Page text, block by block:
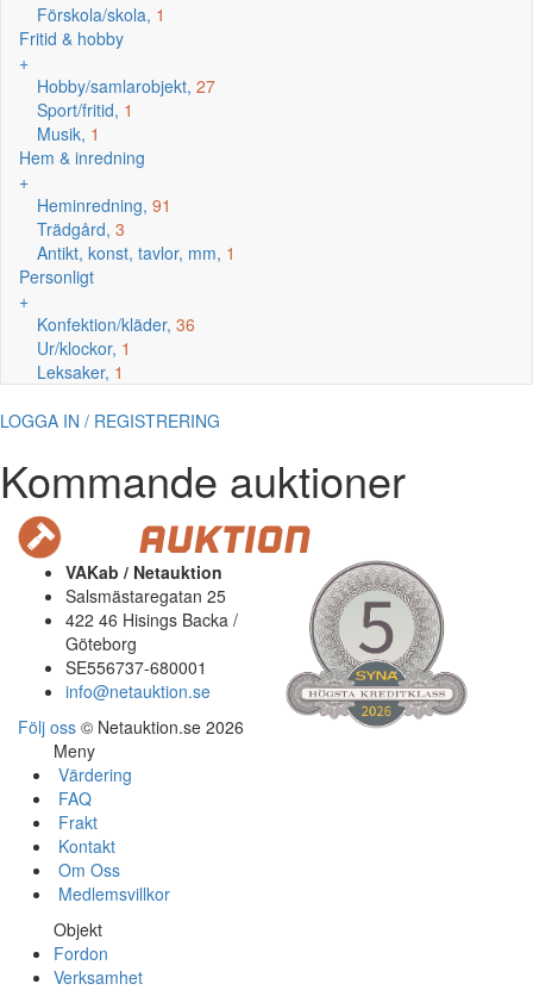
Förskola/skola, 1
Fritid & hobby
+
Hobby/samlarobjekt, 27
Sport/fritid, 1
Musik, 1
Hem & inredning
+
Heminredning, 91
Trädgård, 3
Antikt, konst, tavlor, mm, 1
Personligt
+
Konfektion/kläder, 36
Ur/klockor, 1
Leksaker, 1
LOGGA IN / REGISTRERING
Kommande auktioner
VAKab / Netauktion
Salsmästaregatan 25
422 46 Hisings Backa /
Göteborg
SE556737-680001
info@netauktion.se
Följ oss © Netauktion.se 2026
Meny
Värdering
FAQ
Frakt
Kontakt
Om Oss
Medlemsvillkor
Objekt
Fordon
Verksamhet